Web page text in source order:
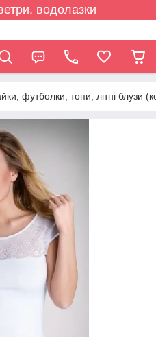
водолазки
футболки, топи, літні блузи